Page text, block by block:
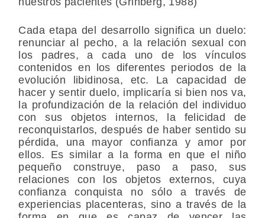
Cada etapa del desarrollo significa un duelo:
renunciar al pecho, a la relación sexual con
los padres, a cada uno de los vínculos
contenidos en los diferentes periodos de la
evolución libidinosa, etc. La capacidad de
hacer y sentir duelo, implicaría si bien nos va,
la profundización de la relación del individuo
con sus objetos internos, la felicidad de
reconquistarlos, después de haber sentido su
pérdida, una mayor confianza y amor por
ellos. Es similar a la forma en que el niño
pequeño construye, paso a paso, sus
relaciones con los objetos externos, cuya
confianza conquista no sólo a través de
experiencias placenteras, sino a través de la